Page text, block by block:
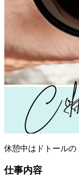
休憩中はドトール
仕事内容